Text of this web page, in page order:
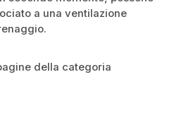
a una ventilazione
della categoria